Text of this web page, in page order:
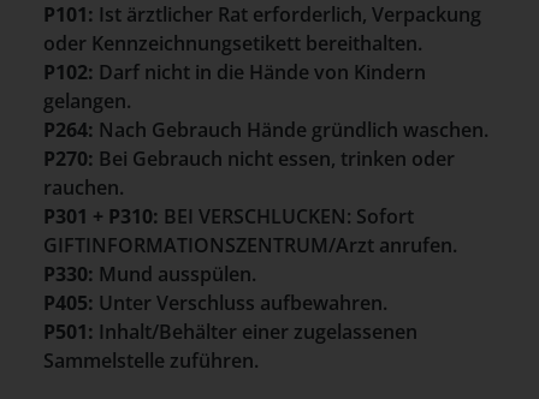
P101: Ist ärztlicher Rat erforderlich, Verpackung
oder Kennzeichnungsetikett bereithalten.
P102: Darf nicht in die Hände von Kindern
gelangen.
P264: Nach Gebrauch Hände gründlich waschen.
P270: Bei Gebrauch nicht essen, trinken oder
rauchen.
P301 + P310: BEI VERSCHLUCKEN: Sofort
GIFTINFORMATIONSZENTRUM/Arzt anrufen.
P330: Mund ausspülen.
P405: Unter Verschluss aufbewahren.
P501: Inhalt/Behälter einer zugelassenen
Sammelstelle zuführen.